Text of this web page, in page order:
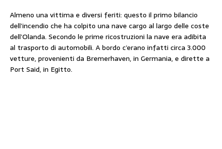
Almeno una vittima e diversi feriti: questo il primo bilancio
dell’incendio che ha colpito una nave cargo al largo delle coste
dell’Olanda. Secondo le prime ricostruzioni la nave era adibita
al trasporto di automobili. A bordo c’erano infatti circa 3.000
vetture, provenienti da Bremerhaven, in Germania, e dirette a
Port Said, in Egitto.